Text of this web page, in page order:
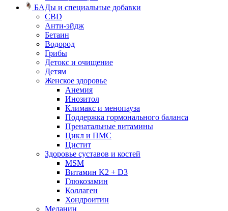
БАДы и специальные добавки
CBD
Анти-эйдж
Бетаин
Водород
Грибы
Детокс и очищение
Детям
Женское здоровье
Анемия
Инозитол
Климакс и менопауза
Поддержка гормонального баланса
Пренатальные витамины
Цикл и ПМС
Цистит
Здоровье суставов и костей
MSM
Витамин K2 + D3
Глюкозамин
Коллаген
Хондроитин
Меланин